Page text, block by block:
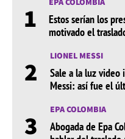
1
Estos serían los
motivado el
2 LIONEL MESSI
Sale a la luz
Messi: así fue el
3 EPA COLOMBIA
Abogada de Epa